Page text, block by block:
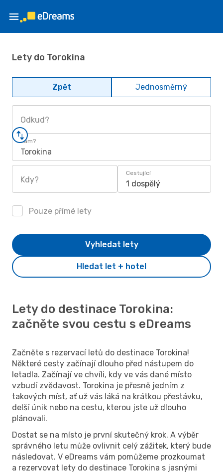
Lety do Torokina
Zpět Jednosměrný
Odkud?
Kam?
Torokina
Kdy?
Cestující
1 dospělý
Pouze přímé lety
Hledat let + hotel
Vyhledat lety
Lety do destinace Torokina:
začněte svou cestu s eDreams
Začněte s rezervací letů do destinace Torokina!
Některé cesty začínají dlouho před nástupem do
letadla. Začínají ve chvíli, kdy ve vás dané místo
vzbudí zvědavost. Torokina je přesně jedním z
takových míst, ať už vás láká na krátkou přestávku,
delší únik nebo na cestu, kterou jste už dlouho
plánovali.
Dostat se na místo je první skutečný krok. A výběr
správného letu může ovlivnit celý zážitek, který bude
následovat. V eDreams vám pomůžeme prozkoumat
a rezervovat lety do destinace Torokina s jasnými